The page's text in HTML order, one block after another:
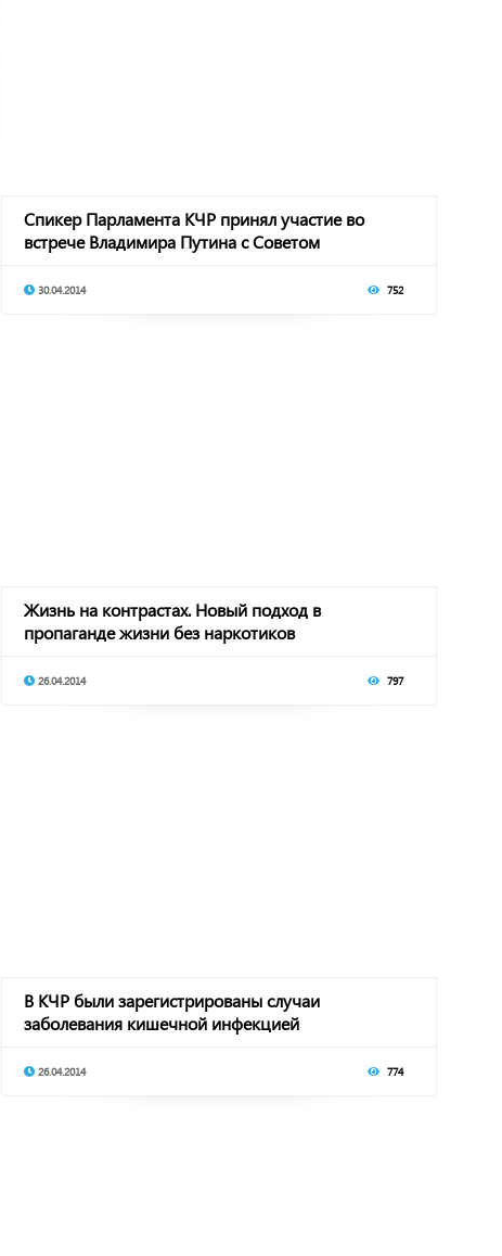
Спикер Парламента КЧР принял участие во
встрече Владимира Путина с Советом
30.04.2014 752
Жизнь на контрастах. Новый подход в
пропаганде жизни без наркотиков
26.04.2014 797
В КЧР были зарегистрированы случаи
заболевания кишечной инфекцией
26.04.2014 774